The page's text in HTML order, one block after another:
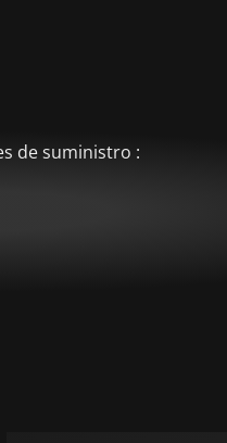
de suministro :